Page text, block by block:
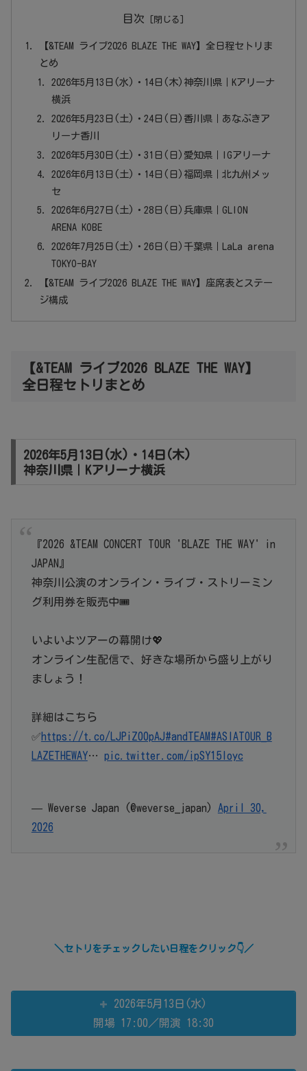
目次
【&TEAM ライブ2026 BLAZE THE WAY】全日程セトリま
とめ
2026年5月13日(水)・14日(木)神奈川県｜Kアリーナ
横浜
2026年5月23日(土)・24日(日)香川県｜あなぶきア
リーナ香川
2026年5月30日(土)・31日(日)愛知県｜IGアリーナ
2026年6月13日(土)・14日(日)福岡県｜北九州メッ
セ
2026年6月27日(土)・28日(日)兵庫県｜GLION
ARENA KOBE
2026年7月25日(土)・26日(日)千葉県｜LaLa arena
TOKYO-BAY
【&TEAM ライブ2026 BLAZE THE WAY】座席表とステー
ジ構成
【&TEAM ライブ2026 BLAZE THE WAY】
全日程セトリまとめ
2026年5月13日(水)・14日(木)
神奈川県｜Kアリーナ横浜
『2026 &TEAM CONCERT TOUR 'BLAZE THE WAY' in
JAPAN』
神奈川公演のオンライン・ライブ・ストリーミン
グ利用券を販売中🎟️
いよいよツアーの幕開け💖
オンライン生配信で、好きな場所から盛り上がり
ましょう！
詳細はこちら
✅https://t.co/LJPiZ00pAJ#andTEAM#ASIATOUR_B
LAZETHEWAY… pic.twitter.com/ipSY15loyc
— Weverse Japan (@weverse_japan) April 30,
2026
＼セトリをチェックしたい日程をクリック👇／
2026年5月13日(水)
開場 17:00／開演 18:30